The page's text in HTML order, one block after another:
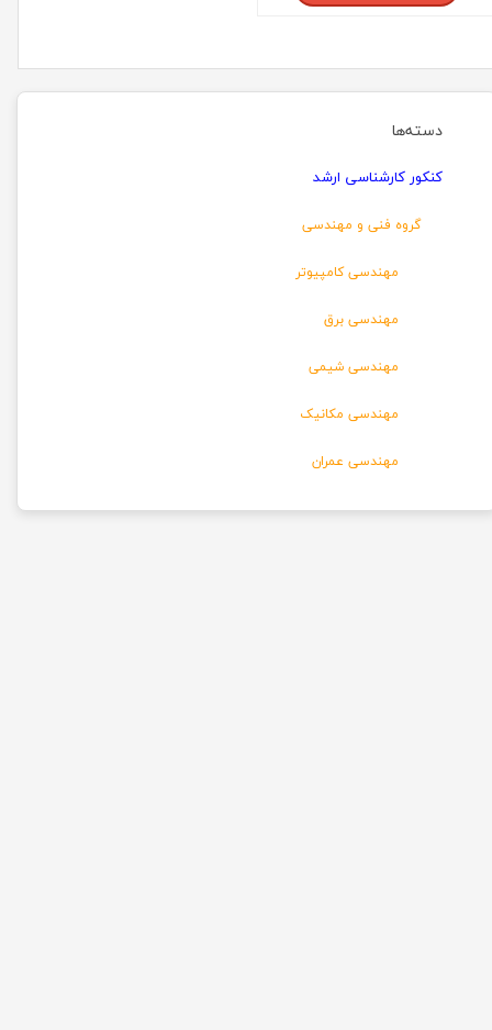
دسته‌ها
کنکور کارشناسی ارشد
گروه فنی و مهندسی
مهندسی کامپیوتر
مهندسی برق
مهندسی شیمی
مهندسی مکانیک
مهندسی عمران